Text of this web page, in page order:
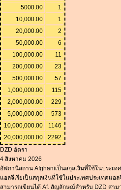
5000.00
1
10,000.00
1
20,000.00
2
50,000.00
6
100,000.00
11
200,000.00
23
500,000.00
57
1,000,000.00
115
2,000,000.00
229
5,000,000.00
573
10,000,000.00
1146
20,000,000.00
2292
DZD อัตรา
4 สิงหาคม 2026
อัฟกานิสถาน Afghaniเป็นสกุลเงินที่ใช้ในประเท
แอลจีเรียเป็นสกุลเงินที่ใช้ในประเทศประเทศแ
สามารถเขียนได้ Af. สัญลักษณ์สำหรับ DZD สาม